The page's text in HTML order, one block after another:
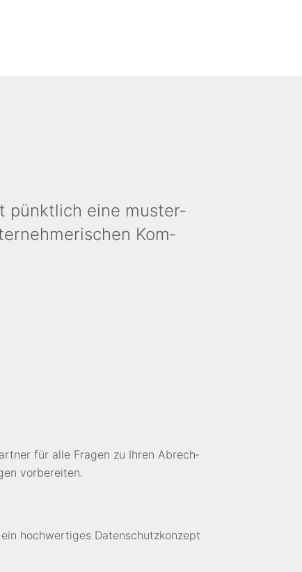
pünkt­lich eine muster­
Kom­
für alle Fragen zu Ihren Ab­rech­
vor­berei­ten.
hoch­wertiges Daten­schutz­konzept